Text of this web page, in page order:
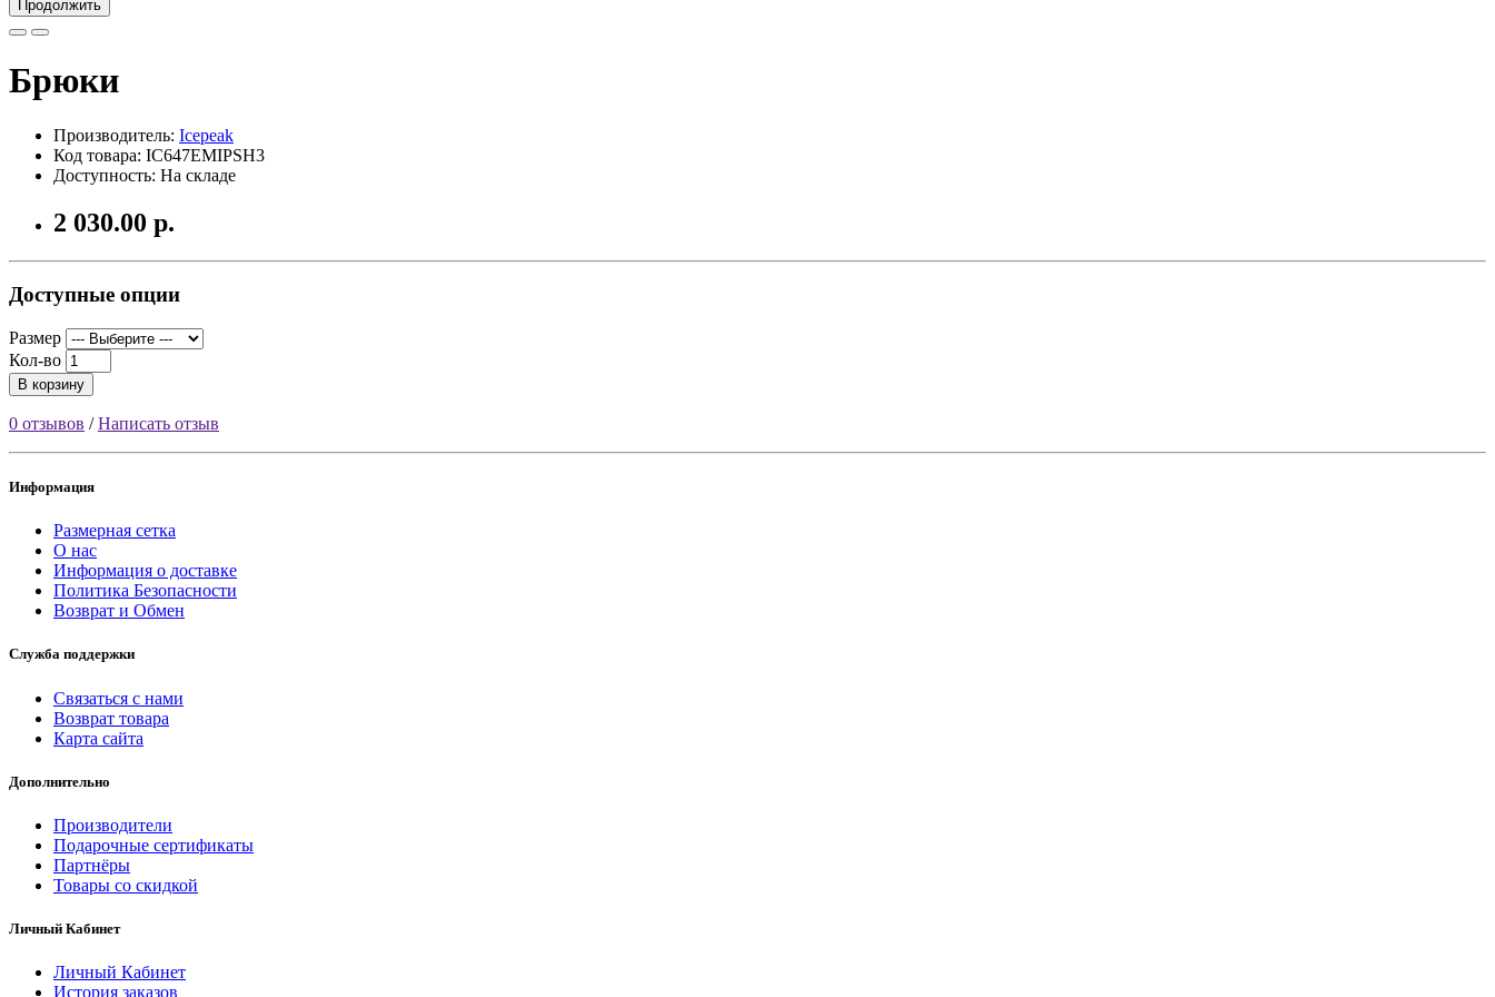
Продолжить
Брюки
Производитель: Icepeak
Код товара: IC647EMIPSH3
Доступность: На складе
2 030.00 р.
Доступные опции
Размер
Кол-во
В корзину
0 отзывов /Написать отзыв
Информация
Размерная сетка
О нас
Информация о доставке
Политика Безопасности
Возврат и Обмен
Служба поддержки
Связаться с нами
Возврат товара
Карта сайта
Дополнительно
Производители
Подарочные сертификаты
Партнёры
Товары со скидкой
Личный Кабинет
Личный Кабинет
История заказов